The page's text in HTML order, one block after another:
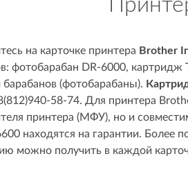
на карточке принтера Brother
фотобарабан DR-6000,
барабанов (фотобарабаны).
58-74. Для принтера
принтера (МФУ), но и
находятся на гарантии. Более
можно получить в каждой